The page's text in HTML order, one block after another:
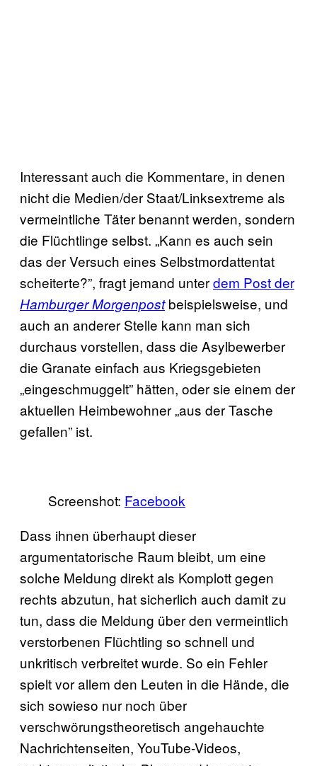
Interessant auch die Kommentare, in denen
nicht die Medien/der Staat/Linksextreme als
vermeintliche Täter benannt werden, sondern
die Flüchtlinge selbst. „Kann es auch sein
das der Versuch eines Selbstmordattentat
scheiterte?”, fragt jemand unterdem Post der
Hamburger Morgenpostbeispielsweise, und
auch an anderer Stelle kann man sich
durchaus vorstellen, dass die Asylbewerber
die Granate einfach aus Kriegsgebieten
„eingeschmuggelt” hätten, oder sie einem der
aktuellen Heimbewohner „aus der Tasche
gefallen” ist.
Screenshot: Facebook
Dass ihnen überhaupt dieser
argumentatorische Raum bleibt, um eine
solche Meldung direkt als Komplott gegen
rechts abzutun, hat sicherlich auch damit zu
tun, dass die Meldung über den vermeintlich
verstorbenen Flüchtling so schnell und
unkritisch verbreitet wurde. So ein Fehler
spielt vor allem den Leuten in die Hände, die
sich sowieso nur noch über
verschwörungstheoretisch angehauchte
Nachrichtenseiten, YouTube-Videos,